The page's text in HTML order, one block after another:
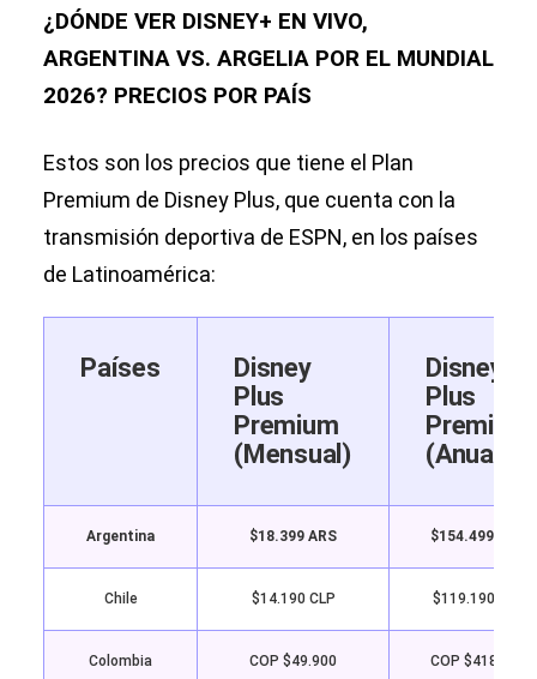
¿DÓNDE VER DISNEY+ EN VIVO,
ARGENTINA VS. ARGELIA POR EL MUNDIAL
2026? PRECIOS POR PAÍS
Estos son los precios que tiene el Plan
Premium de Disney Plus, que cuenta con la
transmisión deportiva de ESPN, en los países
de Latinoamérica:
Países
Disney
Plus
Premium
(Mensual)
Disney
Plus
Premium
(Anual)
Argentina $18.399 ARS $154.499 ARS
Chile $14.190 CLP $119.190 CLP
Colombia COP $49.900 COP $418.900